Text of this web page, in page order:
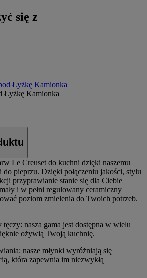
się z
Łyżkę Kamionka
Le Creuset do kuchni dzięki naszemu
do pieprzu. Dzięki połączeniu jakości, stylu
przyprawianie stanie się dla Ciebie
i w pełni regulowany ceramiczny
poziom zmielenia do Twoich potrzeb.
nasza gama jest dostępna w wielu
ożywią Twoją kuchnię.
nasze młynki wyróżniają się
która zapewnia im niezwykłą